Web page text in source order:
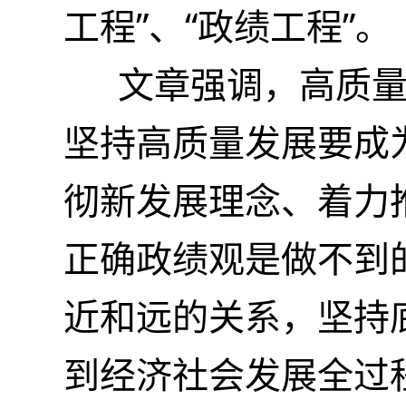
工程”、“政绩工程”。
文章强调，高质量
坚持高质量发展要
彻新发展理念、着
正确政绩观是做不
近和远的关系，坚
到经济社会发展全